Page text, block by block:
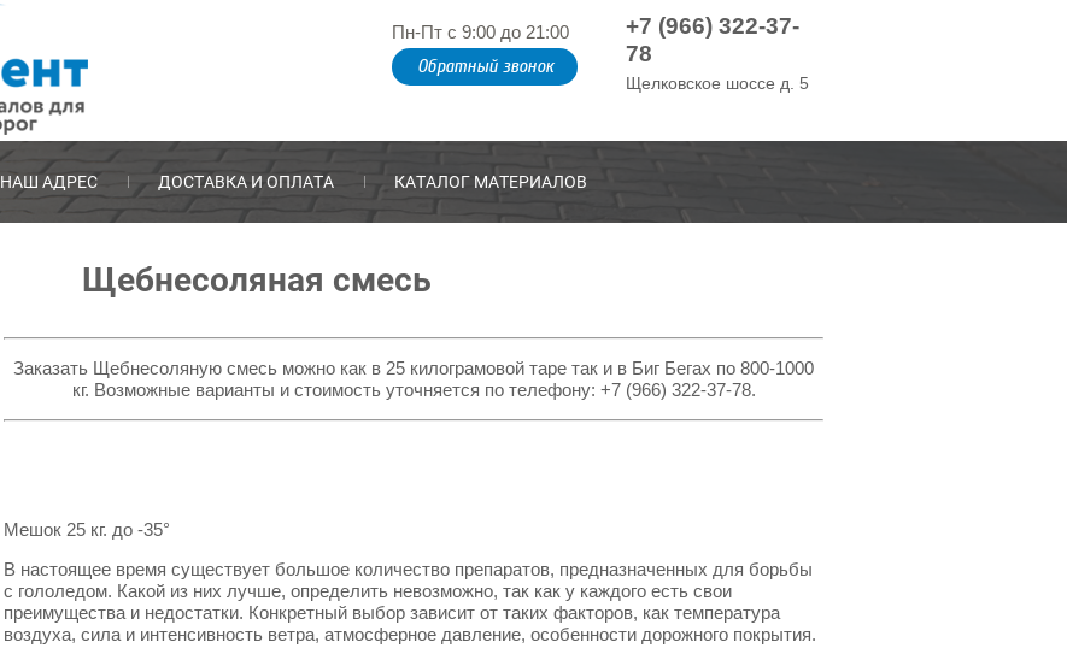
Пн-Пт с 9:00 до 21:00
Обратный звонок
+7 (966) 322-37-
78
Щелковское шоссе д. 5
НАШ АДРЕС ДОСТАВКА И ОПЛАТА КАТАЛОГ МАТЕРИАЛОВ
Щебнесоляная смесь
Заказать Щебнесоляную смесь можно как в 25 килограмовой таре так и в Биг Бегах по 800-1000
кг. Возможные варианты и стоимость уточняется по телефону: +7 (966) 322-37-78.
Мешок 25 кг. до -35°
В настоящее время существует большое количество препаратов, предназначенных для борьбы
с гололедом. Какой из них лучше, определить невозможно, так как у каждого есть свои
преимущества и недостатки. Конкретный выбор зависит от таких факторов, как температура
воздуха, сила и интенсивность ветра, атмосферное давление, особенности дорожного покрытия.